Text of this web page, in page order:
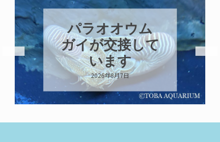
アマリの換羽も
終了です！
2026年8月7日